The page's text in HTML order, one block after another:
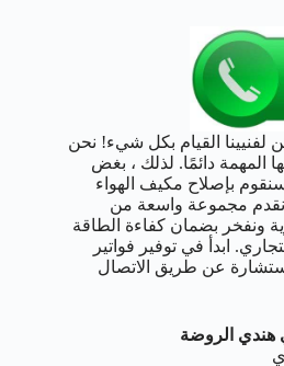
لفنيينا القيام بكل شيء! نحن
المهمة دائمًا. لذلك ، بغض
بإصلاح مكيف الهواء
مجموعة واسعة من
ونفخر بضمان كفاءة الطاقة
ابدأ في توفير فواتير
عن طريق الاتصال
الروضة